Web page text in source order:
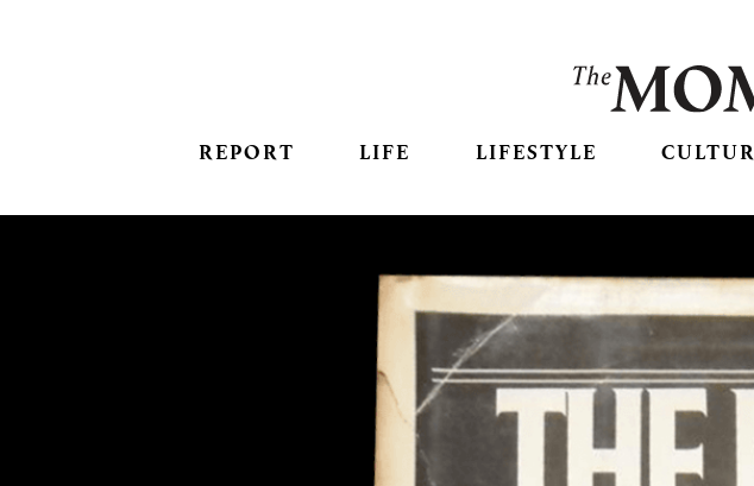
REPORT LIFE LIFESTYLE